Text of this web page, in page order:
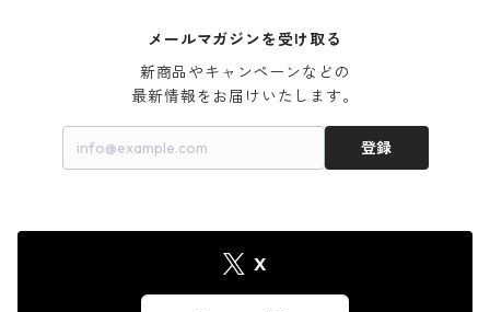
メールマガジンを受け取る
新商品やキャンペーンなどの
最新情報をお届けいたします。
登録
X